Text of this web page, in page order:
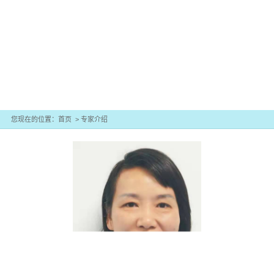
您现在的位置： 首页 > 专家介绍